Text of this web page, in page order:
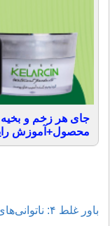
محصول+آموزش
باور غلط ۴: ناتوانی‌های یادگیری فقط بر کودکان تأثیر می‌گذارد